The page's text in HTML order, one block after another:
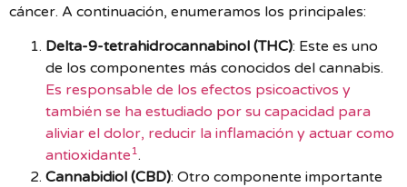
cáncer. A continuación, enumeramos los principales:
Delta-9-tetrahidrocannabinol (THC): Este es uno
de los componentes más conocidos del cannabis.
Es responsable de los efectos psicoactivos y
también se ha estudiado por su capacidad para
aliviar el dolor, reducir la inflamación y actuar como
antioxidante 1.
Cannabidiol (CBD): Otro componente importante